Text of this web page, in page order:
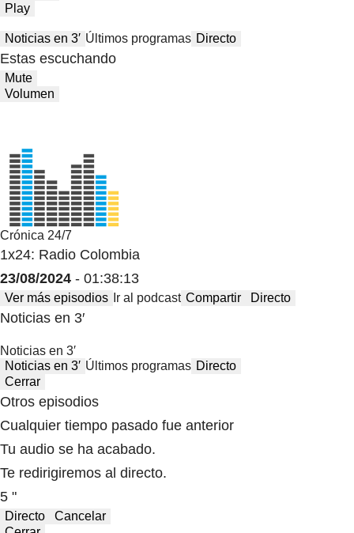
Play
Noticias en 3′ Últimos programas Directo
Estas escuchando
Mute
Volumen
Crónica 24/7
1x24: Radio Colombia
23/08/2024 - 01:38:13
Ver más episodios Ir al podcast Compartir Directo
Noticias en 3′
Noticias en 3′
Noticias en 3′ Últimos programas Directo
Cerrar
Otros episodios
Cualquier tiempo pasado fue anterior
Tu audio se ha acabado.
Te redirigiremos al directo.
5 "
Directo
Cancelar